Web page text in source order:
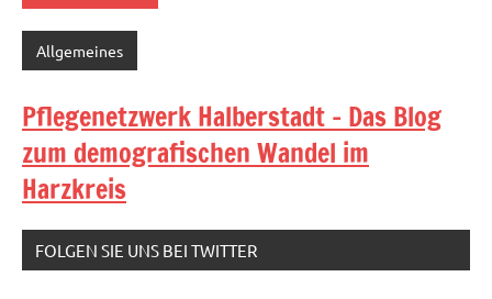
Allgemeines
Pflegenetzwerk Halberstadt - Das Blog
zum demografischen Wandel im
Harzkreis
FOLGEN SIE UNS BEI TWITTER